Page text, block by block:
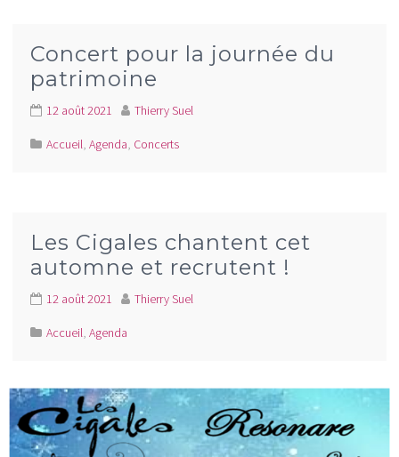
Concert pour la journée du
patrimoine
12 août 2021 Thierry Suel
Accueil,Agenda, Concerts
Les Cigales chantent cet
automne et recrutent !
12 août 2021 Thierry Suel
Accueil,Agenda